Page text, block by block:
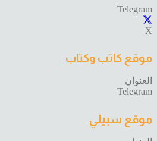
Telegram
X
موقع كاتب وكتاب
العنوان
Telegram
موقع سبيلي